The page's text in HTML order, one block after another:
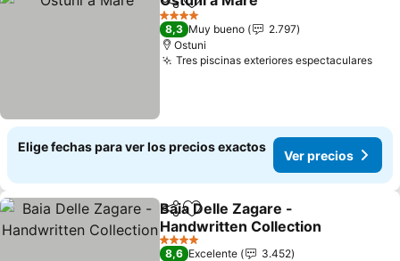
CompartirAgregar a favoritos
4 Estrellas
8,3 Muy bueno
2.797
Ostuni
Tres piscinas exteriores espectaculares
Elige fechas para ver los precios exactos
Ver precios
CompartirAgregar a favoritos
Baia Delle Zagare -
Handwritten Collection
4 Estrellas
8,6 Excelente
3.452